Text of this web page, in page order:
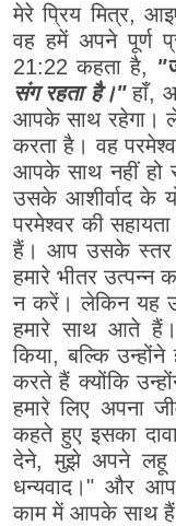
मेरे प्रिय मित्र,
वह हमें अपने पूर्ण
21:22 कहता है,
संग रहता है।"हाँ,
आपके साथ रहेगा।
करता है। वह
आपके साथ नहीं हो
उसके आशीर्वाद के
परमेश्वर की
हैं। आप उसके स्तर
हमारे भीतर उत्पन्न
न करें। लेकिन यह
हमारे साथ आते
किया, बल्कि
करते हैं क्योंकि
हमारे लिए अपना
कहते हुए इसका
देने, मुझे अपने लहू
धन्यवाद।" और
काम में आपके साथ